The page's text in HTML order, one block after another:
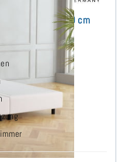
160x200 cm